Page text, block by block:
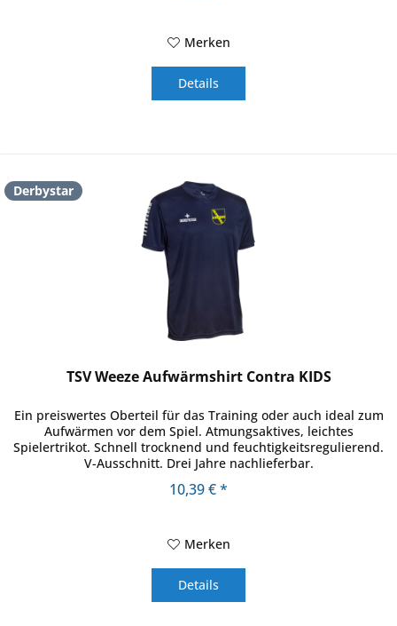
Merken
Details
Derbystar
TSV Weeze Aufwärmshirt Contra KIDS
Ein preiswertes Oberteil für das Training oder auch ideal zum
Aufwärmen vor dem Spiel. Atmungsaktives, leichtes
Spielertrikot. Schnell trocknend und feuchtigkeitsregulierend.
V-Ausschnitt. Drei Jahre nachlieferbar.
10,39 € *
Merken
Details